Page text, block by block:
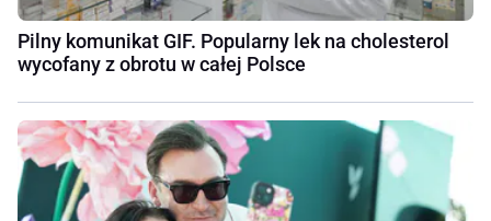
Pilny komunikat GIF. Popularny lek na cholesterol
wycofany z obrotu w całej Polsce